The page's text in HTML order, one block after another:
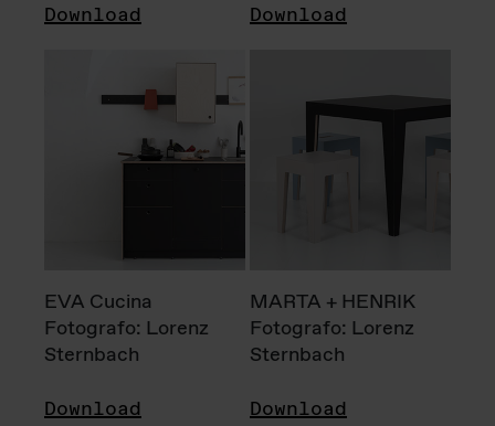
Download Download
EVA Cucina
Fotografo: Lorenz
Sternbach
Download
MARTA + HENRIK
Fotografo: Lorenz
Sternbach
Download